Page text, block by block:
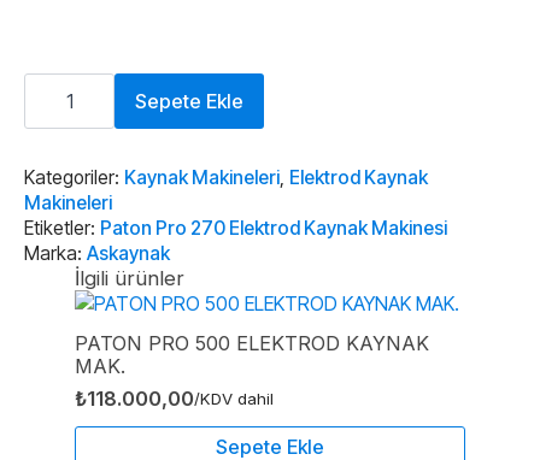
Paton
270
Makinesi
adet
Sepete Ekle
Kategoriler: Kaynak Makineleri, Elektrod Kaynak
Makineleri
Etiketler: Paton Pro 270 Elektrod Kaynak Makinesi
Marka: Askaynak
İlgili ürünler
PATON PRO 500 ELEKTROD KAYNAK
MAK.
₺118.000,00/KDV dahil
Sepete Ekle